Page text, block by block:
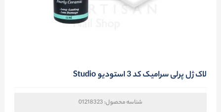
لاک ژل پرلی سرامیک کد 3 استودیو Studio
شناسه محصول: 01218323